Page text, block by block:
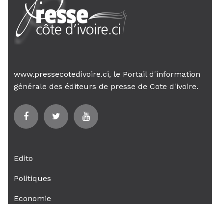
www.pressecotedivoire.ci, le Portail d'information
générale des éditeurs de presse de Cote d'ivoire.
Edito
Politiques
Economie